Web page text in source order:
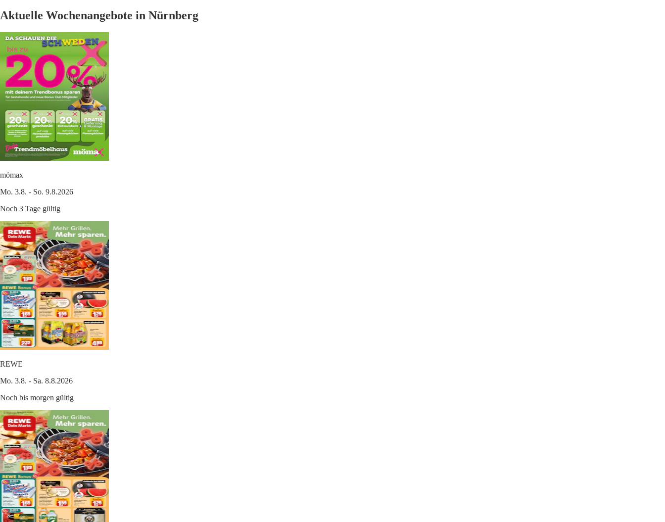
Aktuelle Wochenangebote in Nürnberg
mömax
Mo. 3.8. - So. 9.8.2026
Noch 3 Tage gültig
REWE
Mo. 3.8. - Sa. 8.8.2026
Noch bis morgen gültig